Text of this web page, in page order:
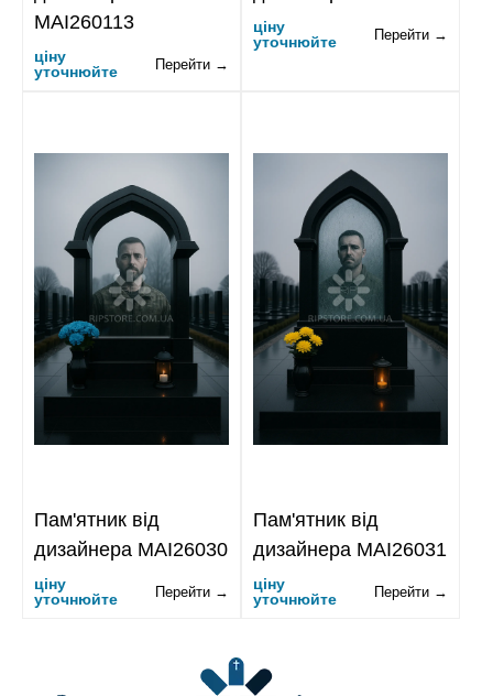
MAI260113
ціну
уточнюйте
Перейти →
ціну
уточнюйте
Перейти →
Пам'ятник від
дизайнера MAI26030
ціну
уточнюйте
Перейти →
Пам'ятник від
дизайнера MAI26031
ціну
уточнюйте
Перейти →